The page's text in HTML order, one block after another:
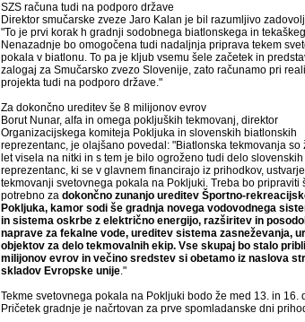
SZS računa tudi na podporo države
Direktor smučarske zveze Jaro Kalan je bil razumljivo
"To je prvi korak h gradnji sodobnega biatlonskega in
Nenazadnje bo omogočena tudi nadaljnja priprava tekem
pokala v biatlonu. To pa je kljub vsemu šele začetek in
zalogaj za Smučarsko zvezo Slovenije, zato računamo pri
projekta tudi na podporo države."
Za dokončno ureditev še 8 milijonov evrov
Borut Nunar, alfa in omega pokljuških tekmovanj, direktor
Organizacijskega komiteja Pokljuka in slovenskih biatlonskih
reprezentanc, je olajšano povedal: "Biatlonska tekmovanja so
let visela na nitki in s tem je bilo ogroženo tudi delo
reprezentanc, ki se v glavnem financirajo iz prihodkov,
tekmovanji svetovnega pokala na Pokljuki. Treba bo pripraviti
potrebno za dokončno zunanjo ureditev Športno-
Pokljuka, kamor sodi še gradnja novega vodovodnega
in sistema oskrbe z električno energijo, razširitev in
naprave za fekalne vode, ureditev sistema zasneževanja,
objektov za delo tekmovalnih ekip. Vse skupaj bo stalo
milijonov evrov in večino sredstev si obetamo iz naslova
skladov Evropske unije."
Tekme svetovnega pokala na Pokljuki bodo že med 13. in 16.
Pričetek gradnje je načrtovan za prve spomladanske dni